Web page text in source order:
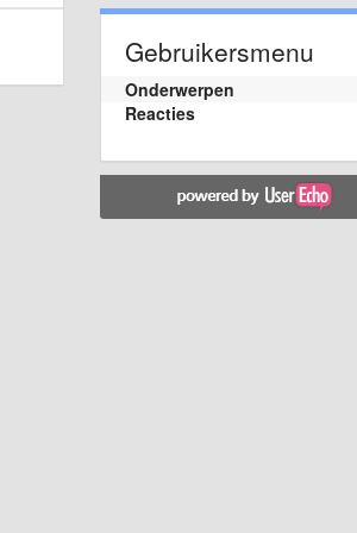
Gebruikersmenu
Onderwerpen
Reacties